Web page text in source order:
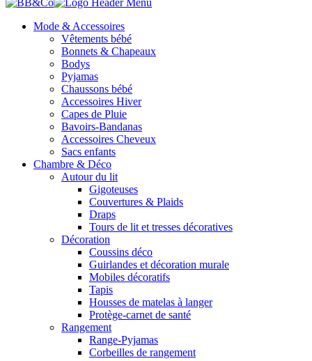
Mode & Accessoires
Vêtements bébé
Bonnets & Chapeaux
Bodys
Pyjamas
Chaussons bébé
Accessoires Hiver
Capes de Pluie
Bavoirs-Bandanas
Accessoires Cheveux
Sacs enfants
Chambre & Déco
Autour du lit
Gigoteuses
Couvertures & Plaids
Draps
Tours de lit et tresses décoratives
Décoration
Coussins déco
Guirlandes et décoration murale
Mobiles décoratifs
Tapis
Housses de matelas à langer
Protège-carnet de santé
Rangement
Range-Pyjamas
Corbeilles de rangement